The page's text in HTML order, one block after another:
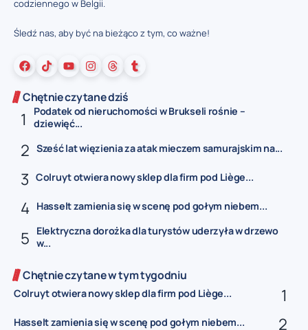
codziennego w Belgii.
Śledź nas, aby być na bieżąco z tym, co ważne!
Chętnie czytane dziś
Podatek od nieruchomości w Brukseli rośnie –
dziewięć...
Sześć lat więzienia za atak mieczem samurajskim na...
Colruyt otwiera nowy sklep dla firm pod Liège...
Hasselt zamienia się w scenę pod gołym niebem...
Elektryczna dorożka dla turystów uderzyła w drzewo
w...
Chętnie czytane w tym tygodniu
Colruyt otwiera nowy sklep dla firm pod Liège...
Hasselt zamienia się w scenę pod gołym niebem...